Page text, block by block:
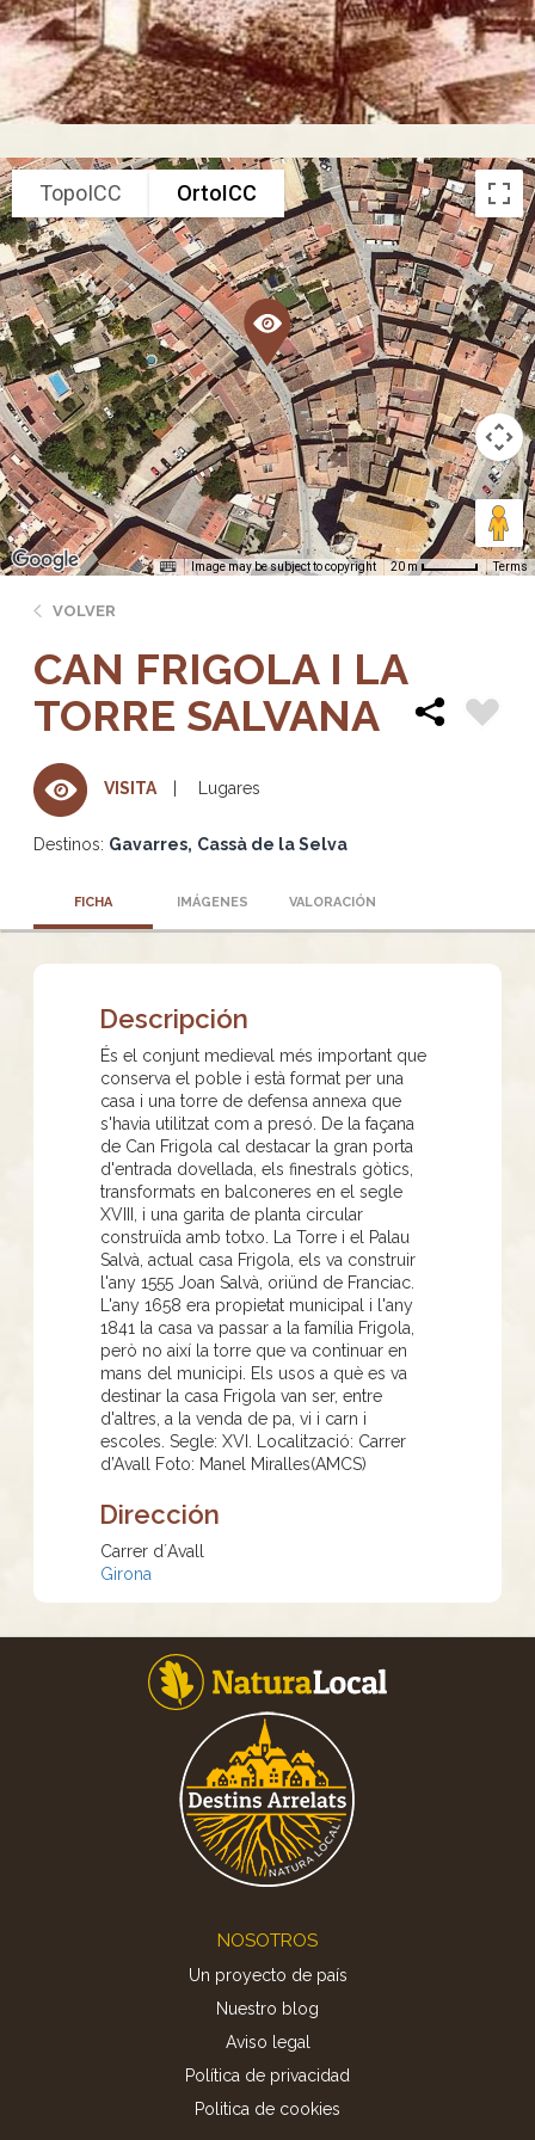
TopoICC OrtoICC
Image may be subject to copyright 20 m Terms
VOLVER
CAN FRIGOLA I LA
TORRE SALVANA
VISITA Lugares
Destinos: Gavarres Cassà de la Selva
FICHA IMÁGENES VALORACIÓN
Descripción
És el conjunt medieval més important que
conserva el poble i està format per una
casa i una torre de defensa annexa que
s'havia utilitzat com a presó. De la façana
de Can Frigola cal destacar la gran porta
d'entrada dovellada, els finestrals gòtics,
transformats en balconeres en el segle
XVIII, i una garita de planta circular
construïda amb totxo. La Torre i el Palau
Salvà, actual casa Frigola, els va construir
l'any 1555 Joan Salvà, oriünd de Franciac.
L'any 1658 era propietat municipal i l'any
1841 la casa va passar a la família Frigola,
però no així la torre que va continuar en
mans del municipi. Els usos a què es va
destinar la casa Frigola van ser, entre
d'altres, a la venda de pa, vi i carn i
escoles. Segle: XVI. Localització: Carrer
d’Avall Foto: Manel Miralles(AMCS)
Dirección
Carrer d´Avall
Girona
NOSOTROS
Un proyecto de país
Nuestro blog
Aviso legal
Política de privacidad
Politica de cookies